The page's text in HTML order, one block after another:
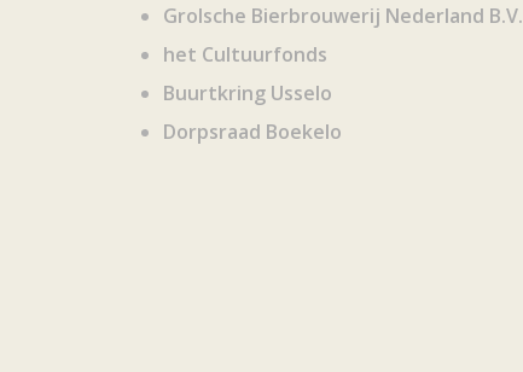
Grolsche Bierbrouwerij Nederland B.V.
het Cultuurfonds
Buurtkring Usselo
Dorpsraad Boekelo